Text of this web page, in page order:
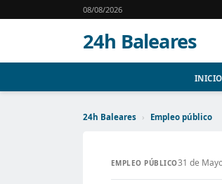
08/08/2026
24h Baleares
INICIO
24h Baleares › Empleo público
EMPLEO PÚBLICO31 de